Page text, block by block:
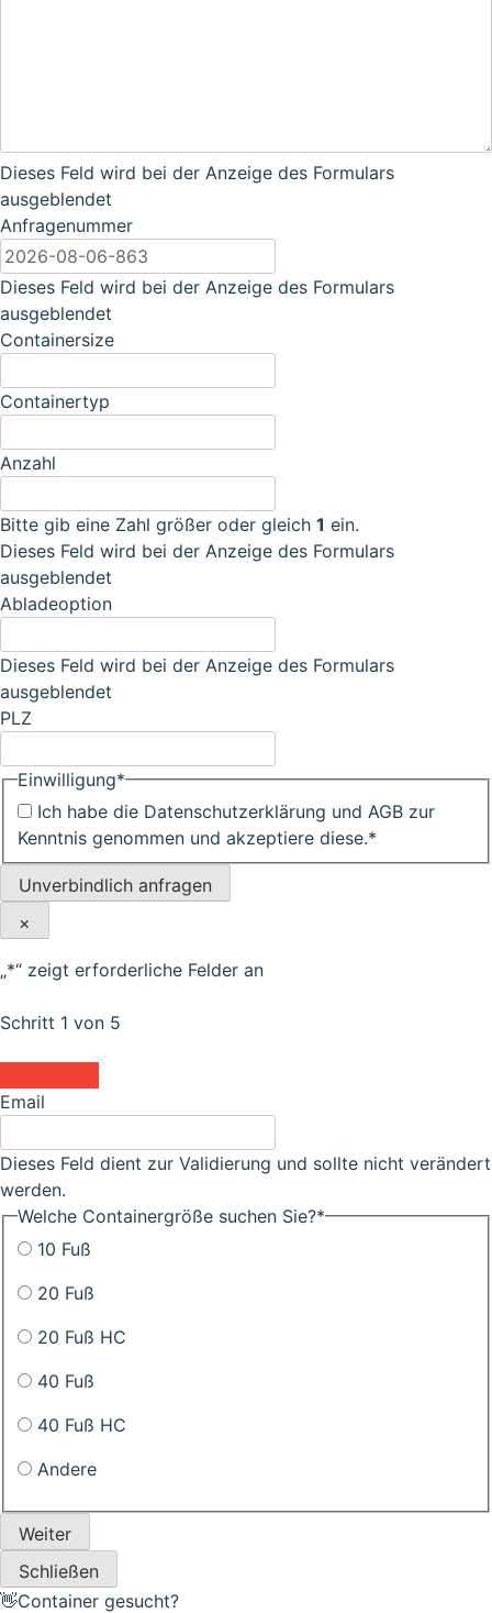
Dieses Feld wird bei der Anzeige des Formulars
ausgeblendet
Anfragenummer
Dieses Feld wird bei der Anzeige des Formulars
ausgeblendet
Containersize
Containertyp
Anzahl
Bitte gib eine Zahl größer oder gleich 1 ein.
Dieses Feld wird bei der Anzeige des Formulars
ausgeblendet
Abladeoption
Dieses Feld wird bei der Anzeige des Formulars
ausgeblendet
PLZ
Einwilligung*
Ich habe die Datenschutzerklärung und AGB zur
Kenntnis genommen und akzeptiere diese.*
Unverbindlich anfragen
×
„*“ zeigt erforderliche Felder an
Schritt 1 von 5
Email
Dieses Feld dient zur Validierung und sollte nicht verändert
werden.
Welche Containergröße suchen Sie?*
10 Fuß
20 Fuß
20 Fuß HC
40 Fuß
40 Fuß HC
Andere
Weiter
Schließen
👋Container gesucht?